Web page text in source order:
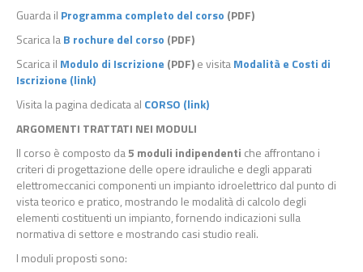
Guarda il Programmacompleto del corso (PDF)
Scarica laB rochure del corso (PDF)
Scarica il Modulo di Iscrizione (PDF)e visitaModalità e Costi di
Iscrizione (link)
Visita la pagina dedicata al CORSO (link)
ARGOMENTI TRATTATI NEI MODULI
Il corso è composto da5 moduli indipendenti che affrontano i
criteri di progettazione delle opere idrauliche e degli apparati
elettromeccanici componenti un impianto idroelettrico dal punto di
vista teorico e pratico, mostrando le modalità di calcolo degli
elementi costituenti un impianto, fornendo indicazioni sulla
normativa di settore e mostrando casi studio reali.
I moduli proposti sono: